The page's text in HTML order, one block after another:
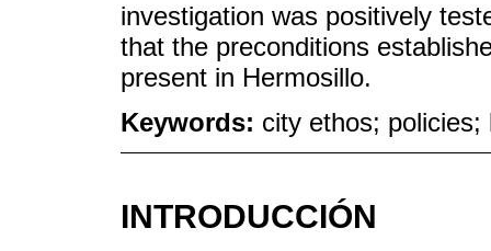
investigation was positively
that the preconditions
present in Hermosillo.
Keywords: city ethos;
INTRODUCCIÓN